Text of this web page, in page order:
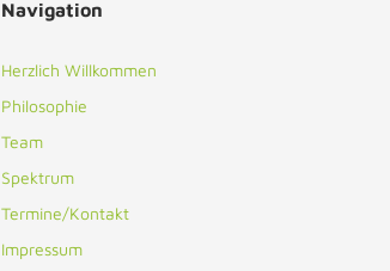
Navigation
Herzlich Willkommen
Philosophie
Team
Spektrum
Termine/Kontakt
Impressum